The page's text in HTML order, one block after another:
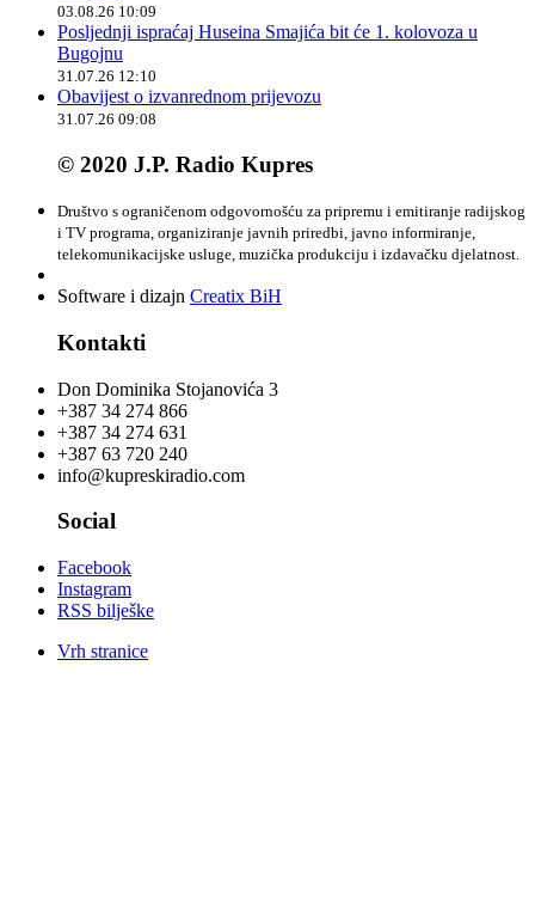
03.08.26 10:09
Posljednji ispraćaj Huseina Smajića bit će 1. kolovoza u
Bugojnu
31.07.26 12:10
Obavijest o izvanrednom prijevozu
31.07.26 09:08
© 2020 J.P. Radio Kupres
Društvo s ograničenom odgovornošću za pripremu i emitiranje radijskog
i TV programa, organiziranje javnih priredbi, javno informiranje,
telekomunikacijske usluge, muzička produkciju i izdavačku djelatnost.
Software i dizajn Creatix BiH
Kontakti
Don Dominika Stojanovića 3
+387 34 274 866
+387 34 274 631
+387 63 720 240
info@kupreskiradio.com
Social
Facebook
Instagram
RSS bilješke
Vrh stranice